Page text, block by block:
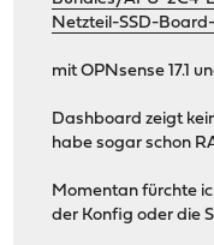
Netzteil-SSD-
mit OPNsense 17.1
Dashboard zeigt
habe sogar schon
Momentan fürchte
der Konfig oder die